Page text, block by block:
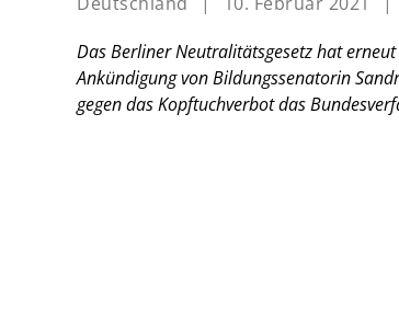
Das Berliner Neutralitätsgesetz hat
Ankündigung von Bildungssenatorin
gegen das Kopftuchverbot das